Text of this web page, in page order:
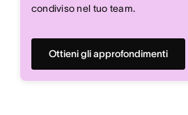
condiviso nel tuo team.
Ottieni gli approfondimenti